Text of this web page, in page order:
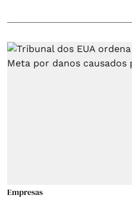
Empresas